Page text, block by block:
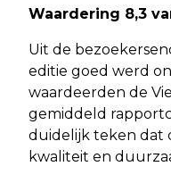
Waardering 8,3
Uit de
editie goed werd
waardeerden de
gemiddeld
duidelijk teken dat
kwaliteit en